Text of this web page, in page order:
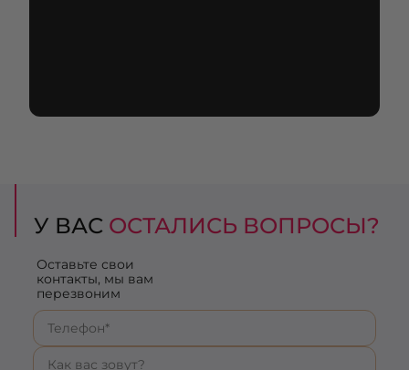
У ВАС ОСТАЛИСЬ ВОПРОСЫ?
Оставьте свои
контакты, мы вам
перезвоним